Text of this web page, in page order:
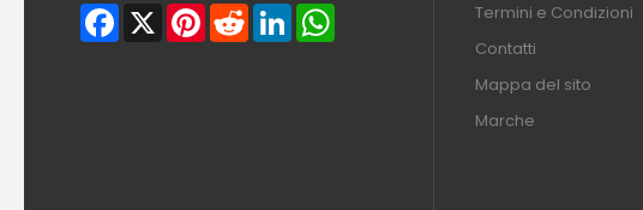
Facebook
X PinterestRedditLinkedIn
Termini e Condizioni
Contatti
Mappa del sito
Marche